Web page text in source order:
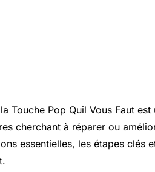
Touche Pop Quil Vous Faut
cherchant à réparer ou
essentielles, les étapes clés